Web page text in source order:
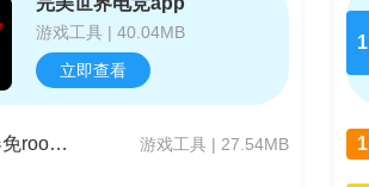
游戏工具 | 40.04MB
立即查看
GG修改器免root版 游戏工具 | 27.54MB
1
1